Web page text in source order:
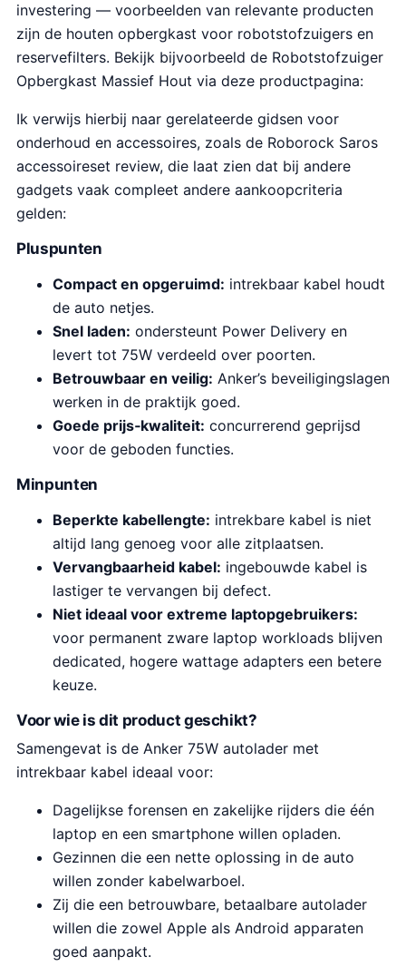
investering — voorbeelden van relevante producten
zijn de houten opbergkast voor robotstofzuigers en
reservefilters. Bekijk bijvoorbeeld de Robotstofzuiger
Opbergkast Massief Hout via deze productpagina:
Ik verwijs hierbij naar gerelateerde gidsen voor
onderhoud en accessoires, zoals de Roborock Saros
accessoireset review, die laat zien dat bij andere
gadgets vaak compleet andere aankoopcriteria
gelden:
Pluspunten
Compact en opgeruimd: intrekbaar kabel houdt
de auto netjes.
Snel laden: ondersteunt Power Delivery en
levert tot 75W verdeeld over poorten.
Betrouwbaar en veilig: Anker’s beveiligingslagen
werken in de praktijk goed.
Goede prijs‑kwaliteit: concurrerend geprijsd
voor de geboden functies.
Minpunten
Beperkte kabellengte: intrekbare kabel is niet
altijd lang genoeg voor alle zitplaatsen.
Vervangbaarheid kabel: ingebouwde kabel is
lastiger te vervangen bij defect.
Niet ideaal voor extreme laptopgebruikers:
voor permanent zware laptop workloads blijven
dedicated, hogere wattage adapters een betere
keuze.
Voor wie is dit product geschikt?
Samengevat is de Anker 75W autolader met
intrekbaar kabel ideaal voor:
Dagelijkse forensen en zakelijke rijders die één
laptop en een smartphone willen opladen.
Gezinnen die een nette oplossing in de auto
willen zonder kabelwarboel.
Zij die een betrouwbare, betaalbare autolader
willen die zowel Apple als Android apparaten
goed aanpakt.